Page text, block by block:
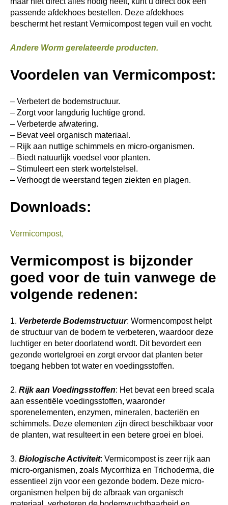
passende afdekhoes bestellen. Deze afdekhoes
beschermt het restant Vermicompost tegen vuil en vocht.
Andere Worm gerelateerde producten.
Voordelen van Vermicompost:
– Verbetert de bodemstructuur.
– Zorgt voor langdurig luchtige grond.
– Verbeterde afwatering.
– Bevat veel organisch materiaal.
– Rijk aan nuttige schimmels en micro-organismen.
– Biedt natuurlijk voedsel voor planten.
– Stimuleert een sterk wortelstelsel.
– Verhoogt de weerstand tegen ziekten en plagen.
Downloads:
Vermicompost,
Vermicompost is bijzonder
goed voor de tuin vanwege de
volgende redenen:
1. Verbeterde Bodemstructuur: Wormencompost helpt
de structuur van de bodem te verbeteren, waardoor deze
luchtiger en beter doorlatend wordt. Dit bevordert een
gezonde wortelgroei en zorgt ervoor dat planten beter
toegang hebben tot water en voedingsstoffen.
2. Rijk aan Voedingsstoffen: Het bevat een breed scala
aan essentiële voedingsstoffen, waaronder
sporenelementen, enzymen, mineralen, bacteriën en
schimmels. Deze elementen zijn direct beschikbaar voor
de planten, wat resulteert in een betere groei en bloei.
3. Biologische Activiteit: Vermicompost is zeer rijk aan
micro-organismen, zoals Mycorrhiza en Trichoderma, die
essentieel zijn voor een gezonde bodem. Deze micro-
organismen helpen bij de afbraak van organisch